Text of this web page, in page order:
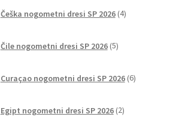
Češka nogometni dresi SP 2026 4izdelki
Čile nogometni dresi SP 2026 5izdelkov
Curaçao nogometni dresi SP 2026 6izdelkov
Egipt nogometni dresi SP 2026 2izdelka